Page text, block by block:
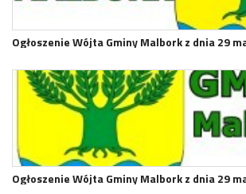
Ogłoszenie Wójta Gminy Malbork z dnia 29
Ogłoszenie Wójta Gminy Malbork z dnia 29